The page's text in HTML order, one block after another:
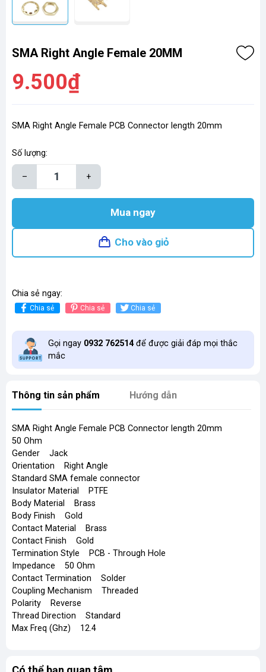
SMA Right Angle Female 20MM
9.500₫
SMA Right Angle Female PCB Connector length 20mm
Số lượng:
– +
Mua ngay
Cho vào giỏ
Chia sẻ ngay:
Chia sẻ Chia sẻ Chia sẻ
Gọi ngay 0932 762514để được giải đáp mọi thắc
mắc
Thông tin sản phẩm Hướng dẫn
SMA Right Angle Female PCB Connector length 20mm
50 Ohm
Gender Jack
Orientation Right Angle
Standard SMA female connector
Insulator Material PTFE
Body Material Brass
Body Finish Gold
Contact Material Brass
Contact Finish Gold
Termination Style PCB - Through Hole
Impedance 50 Ohm
Contact Termination Solder
Coupling Mechanism Threaded
Polarity Reverse
Thread Direction Standard
Max Freq (Ghz) 12.4